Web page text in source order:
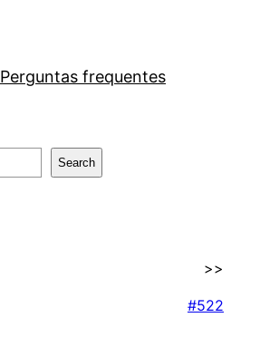
Perguntas frequentes
Search
>>
#522